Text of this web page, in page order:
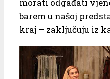
morati odgađati
barem u našoj
kraj – zaključuju iz